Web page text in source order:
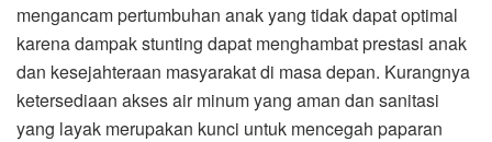
mengancam pertumbuhan anak yang tidak dapat optimal
karena dampak stunting dapat menghambat prestasi anak
dan kesejahteraan masyarakat di masa depan. Kurangnya
ketersediaan akses air minum yang aman dan sanitasi
yang layak merupakan kunci untuk mencegah paparan